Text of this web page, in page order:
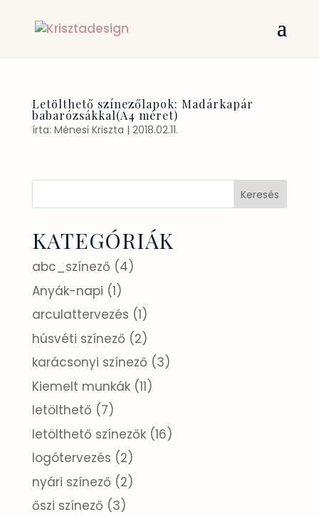
Letölthető színezőlapok: Madárkapár
babarózsákkal(A4 méret)
írta: Ménesi Kriszta | 2018.02.11.
KATEGÓRIÁK
abc_színező (4)
Anyák-napi (1)
arculattervezés (1)
húsvéti színező (2)
karácsonyi színező (3)
Kiemelt munkák(11)
letölthető (7)
letölthető színezők(16)
logótervezés (2)
nyári színező (2)
őszi színező (3)